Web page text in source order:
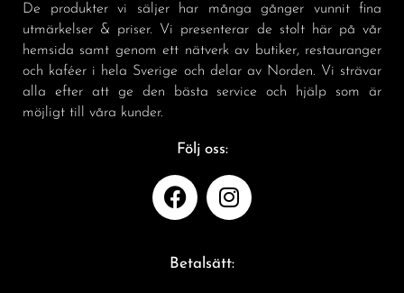
De produkter vi säljer har många gånger vunnit fina
utmärkelser & priser. Vi presenterar de stolt här på vår
hemsida samt genom ett nätverk av butiker, restauranger
och kaféer i hela Sverige och delar av Norden. Vi strävar
alla efter att ge den bästa service och hjälp som är
möjligt till våra kunder.
Följ oss:
Betalsätt: